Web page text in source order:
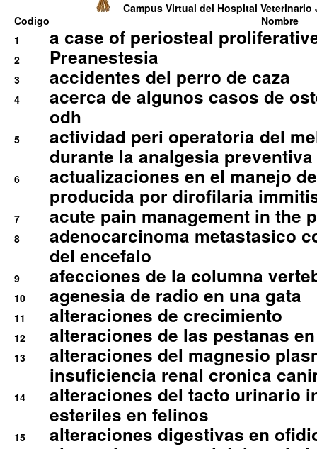
Campus Virtual del Hospital Veterinario
Codigo
Nombre
1
a case of periosteal
2 Preanestesia
3 accidentes del perro de caza
4
acerca de algunos casos de
odh
5
actividad peri operatoria del
durante la analgesia
6
actualizaciones en el manejo
producida por dirofilaria
7 acute pain management in the
8
adenocarcinoma metastasico
del encefalo
9 afecciones de la columna
10 agenesia de radio en una gata
11 alteraciones de crecimiento
12 alteraciones de las pestanas
13
alteraciones del magnesio
insuficiencia renal cronica
14
alteraciones del tacto urinario
esteriles en felinos
15
alteraciones digestivas en